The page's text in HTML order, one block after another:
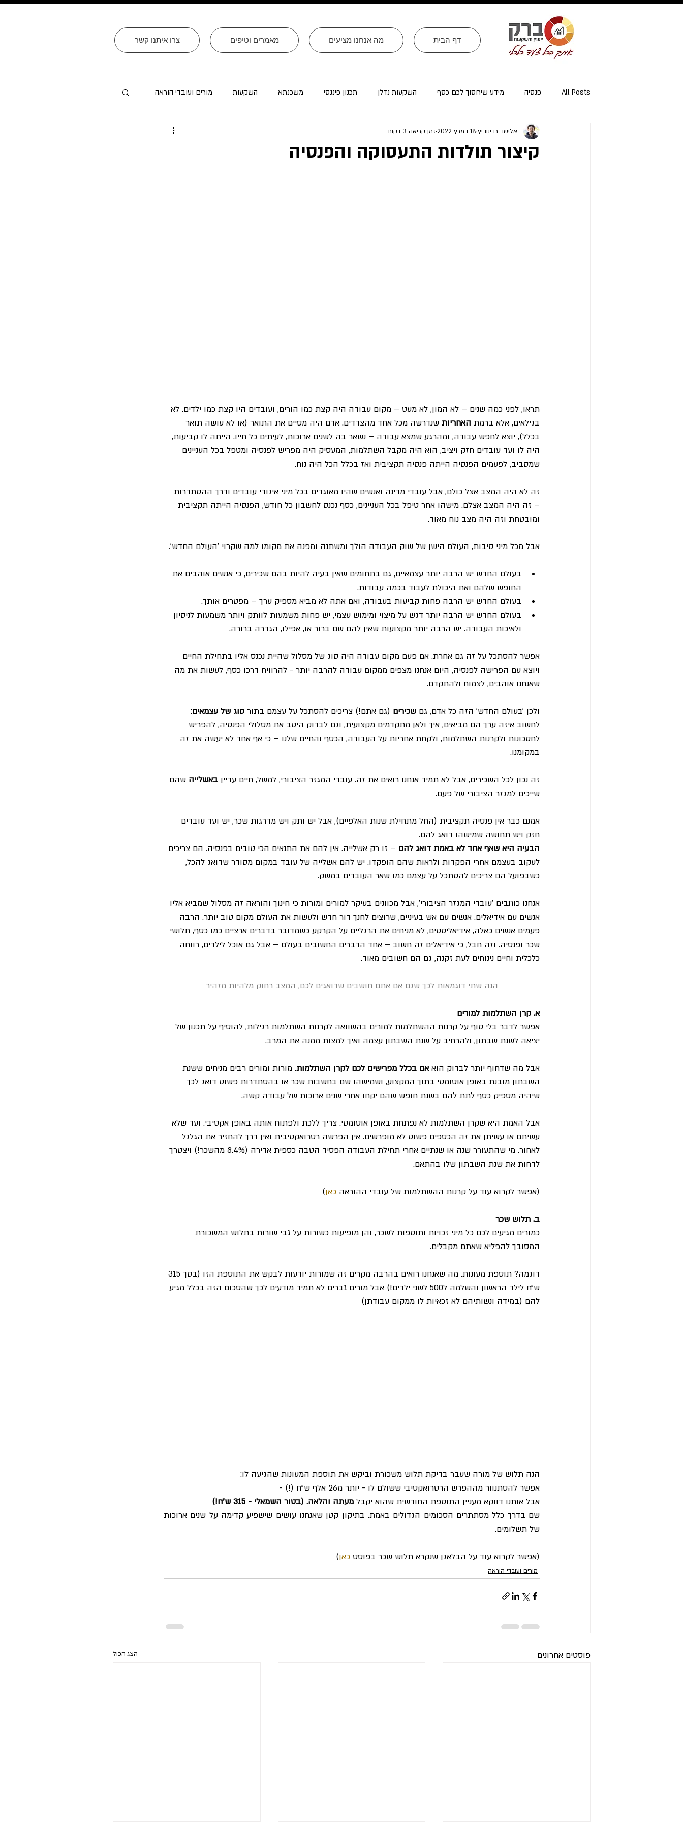
צרו איתנו קשר מאמרים וטיפים מה אנחנו מציעים דף הבית
All Posts פנסיה מידע שיחסוך לכם כסף השקעות נדלן תכנון פיננסי משכנתא השקעות מורים ועובדי הוראה
ייעוץ פרישה ומיסוי פרישה אזרחי ארה״ב עסקים
קיצור תולדות התעסוקה והפנסיה
אלישב רבינוביץ 18 במרץ 2022 זמן קריאה 3 דקות
תראו, לפני כמה שנים – לא המון, לא מעט – מקום עבודה היה קצת כמו הורים, ועובדים היו קצת כמו ילדים. לא
בגילאים, אלא ברמת האחריות שנדרשה מכל אחד מהצדדים. אדם היה מסיים את התואר (או לא עושה תואר
בכלל), יוצא לחפש עבודה, ומהרגע שמצא עבודה – נשאר בה לשנים ארוכות, לעיתים כל חייו. הייתה לו קביעות,
היה לו ועד עובדים חזק ויציב, הוא היה מקבל השתלמות, המעסיק היה מפריש לפנסיה ומטפל בכל העניינים
שמסביב, לפעמים הפנסיה הייתה פנסיה תקציבית ואז בכלל הכל היה נוח.
זה לא היה המצב אצל כולם, אבל עובדי מדינה ואנשים שהיו מאוגדים בכל מיני איגודי עובדים ודרך ההסתדרות
– זה היה המצב אצלם. מישהו אחר טיפל בכל העניינים, כסף נכנס לחשבון כל חודש, הפנסיה הייתה תקציבית
ומובטחת וזה היה מצב נוח מאוד.
אבל מכל מיני סיבות, העולם הישן של שוק העבודה הולך ומשתנה ומפנה את מקומו למה שקרוי 'העולם החדש'.
בעולם החדש יש הרבה יותר עצמאיים, גם בתחומים שאין בעיה להיות בהם שכירים, כי אנשים אוהבים את
החופש שלהם ואת היכולת לעבוד בכמה עבודות.
בעולם החדש יש הרבה פחות קביעות בעבודה, ואם אתה לא מביא מספיק ערך – מפטרים אותך.
בעולם החדש יש הרבה יותר דגש על מיצוי ומימוש עצמי, יש פחות משמעות לוותק ויותר משמעות לניסיון
ולאיכות העבודה. יש הרבה יותר מקצועות שאין להם שם ברור או, אפילו, הגדרה ברורה.
אפשר להסתכל על זה גם אחרת. אם פעם מקום עבודה היה סוג של מסלול שהיית נכנס אליו בתחילת החיים
ויוצא עם הפרישה לפנסיה, היום אנחנו מצפים ממקום עבודה להרבה יותר - להרוויח דרכו כסף, לעשות את מה
שאנחנו אוהבים, לצמוח ולהתקדם.
ולכן ׳בעולם החדש׳ הזה כל אדם, גם שכירים (גם אתם!) צריכים להסתכל על עצמם בתור סוג של עצמאים:
לחשוב איזה ערך הם מביאים, איך ולאן מתקדמים מקצועית, וגם לבדוק היטב את מסלולי הפנסיה, להפריש
לחסכונות ולקרנות השתלמות, ולקחת אחריות על העבודה, הכסף והחיים שלנו – כי אף אחד לא יעשה את זה
במקומנו.
זה נכון לכל השכירים, אבל לא תמיד אנחנו רואים את זה. עובדי המגזר הציבורי, למשל, חיים עדיין באשלייה שהם
שייכים למגזר הציבורי של פעם.
אמנם כבר אין פנסיה תקציבית (החל מתחילת שנות האלפיים), אבל יש ותק ויש מדרגות שכר, יש ועד עובדים
חזק ויש תחושה שמישהו דואג להם.
הבעיה היא שאף אחד לא באמת דואג להם – זו רק אשלייה. אין להם את התנאים הכי טובים בפנסיה. הם צריכים
לעקוב בעצמם אחרי הפקדות ולראות שהם הופקדו. יש להם אשלייה של עובד במקום מסודר שדואג להכל,
כשבפועל הם צריכים להסתכל על עצמם כמו שאר העובדים במשק.
אנחנו כותבים 'עובדי המגזר הציבורי', אבל מכוונים בעיקר למורים ומורות כי חינוך והוראה זה מסלול שמביא אליו
אנשים עם אידיאלים. אנשים עם אש בעיניים, שרוצים לחנך דור חדש ולעשות את העולם מקום טוב יותר. הרבה
פעמים אנשים כאלה, אידיאליסטים, לא מניחים את הרגליים על הקרקע כשמדובר בדברים ארציים כמו כסף, תלושי
שכר ופנסיה. וזה חבל, כי אידיאלים זה חשוב – אחד הדברים החשובים בעולם – אבל גם אוכל לילדים, רווחה
כלכלית וחיים נינוחים לעת זקנה, גם הם חשובים מאוד.
הנה שתי דוגמאות לכך שגם אם אתם חושבים שדואגים לכם, המצב רחוק מלהיות מזהיר
א. קרן השתלמות למורים
אפשר לדבר בלי סוף על קרנות ההשתלמות למורים בהשוואה לקרנות השתלמות רגילות, להוסיף על תכנון של
יציאה לשנת שבתון, ולהרחיב על שנת השבתון עצמה ואיך למצות ממנה את המרב.
אבל מה שדחוף יותר לבדוק הוא אם בכלל מפרישים לכם לקרן השתלמות. מורות ומורים רבים מניחים ששנת
השבתון מובנת באופן אוטומטי בתוך המקצוע, ושמישהו שם בחשבות שכר או בהסתדרות פשוט דואג לכך
שיהיה מספיק כסף לתת להם בשנת חופש שהם יקחו אחרי שנים ארוכות של עבודה קשה.
אבל האמת היא שקרן השתלמות לא נפתחת באופן אוטומטי. צריך ללכת ולפתוח אותה באופן אקטיבי. ועד שלא
עשיתם או עשיתן את זה הכספים פשוט לא מופרשים. אין הפרשה רטרואקטיבית ואין דרך להחזיר את הגלגל
לאחור. מי שהתעורר שנה או שנתיים אחרי תחילת העבודה הפסיד הטבה כספית אדירה (8.4% מהשכר!) ויצטרך
לדחות את שנת השבתון שלו בהתאם.
(אפשר לקרוא עוד על קרנות ההשתלמות של עובדי ההוראה כאן)
ב. תלוש שכר
כמורים מגיעים לכם כל מיני זכויות ותוספות לשכר, והן מופיעות כשורות על גבי שורות בתלוש המשכורת
המסובך להפליא שאתם מקבלים.
ש״ח לילד הראשון והשלמה ל500 לשני ילדים!) אבל מורים גברים לא תמיד מודעים לכך שהסכום הזה בכלל מגיע
להם (במידה ונשותיהם לא זכאיות לו ממקום עבודתן)
הנה תלוש של מורה שעבר בדיקת תלוש משכורת וביקש את תוספת המעונות שהגיעה לו:
אפשר להסתנוור מההפרש הרטרואקטיבי ששולם לו - יותר מ26 אלף ש"ח (!) -
אבל אותנו דווקא מעניין התוספת החודשית שהוא יקבל מעתה והלאה. (בטור השמאלי - 315 ש״ח!)
של תשלומים.
(אפשר לקרוא עוד על הבלאגן שנקרא תלוש שכר בפוסט כאן)
מורים ועובדי הוראה
פוסטים אחרונים הצג הכול